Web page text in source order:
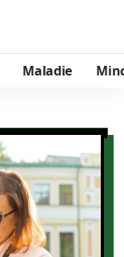
Maladie